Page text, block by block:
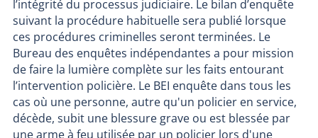
l’intégrité du processus judiciaire. Le bilan d’enquête
suivant la procédure habituelle sera publié lorsque
ces procédures criminelles seront terminées. Le
Bureau des enquêtes indépendantes a pour mission
de faire la lumière complète sur les faits entourant
l’intervention policière. Le BEI enquête dans tous les
cas où une personne, autre qu'un policier en service,
décède, subit une blessure grave ou est blessée par
une arme à feu utilisée par un policier lors d'une